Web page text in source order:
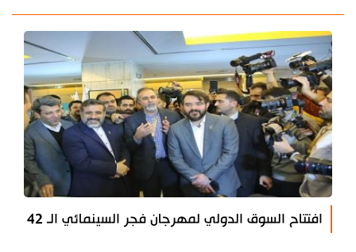
افتتاح السوق الدولي لمهرجان فجر السينمائي الـ 42